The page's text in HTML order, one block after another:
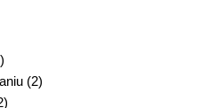
(2)